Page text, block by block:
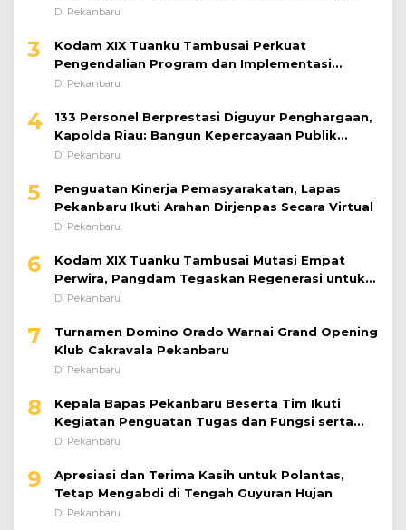
dengan Karya Nyata
Di Pekanbaru
5
Penguatan Kinerja Pemasyarakatan, Lapas
Pekanbaru Ikuti Arahan Dirjenpas Secara Virtual
Di Pekanbaru
6
Kodam XIX Tuanku Tambusai Mutasi Empat
Perwira, Pangdam Tegaskan Regenerasi untuk
Perkuat Kinerja Satuan
Di Pekanbaru
7
Turnamen Domino Orado Warnai Grand Opening
Klub Cakravala Pekanbaru
Di Pekanbaru
8
Kepala Bapas Pekanbaru Beserta Tim Ikuti
Kegiatan Penguatan Tugas dan Fungsi serta
Paparan Penempatan WBP ke Lapas Terbuka
Di Pekanbaru
9
Apresiasi dan Terima Kasih untuk Polantas,
Tetap Mengabdi di Tengah Guyuran Hujan
Di Pekanbaru
10
Perkuat Sinergi Ketahanan Pangan, Danrem
031/WB Jalin Silaturahmi dengan Pimwil Bulog
Riau dan Kepri
Di Pekanbaru